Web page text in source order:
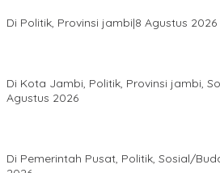
Di Politik, Provinsi jambi|8 Agustus 2026
Di Kota Jambi, Politik, Provinsi jambi,
Agustus 2026
Di Pemerintah Pusat, Politik, Sosial/